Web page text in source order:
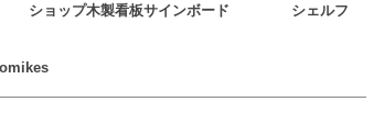
ショップ木製看板サインボード シェルフ